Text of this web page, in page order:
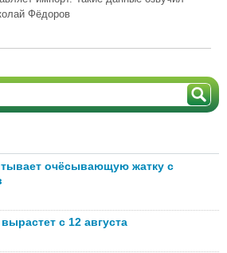
Фёдоров
очёсывающую жатку с
с 12 августа